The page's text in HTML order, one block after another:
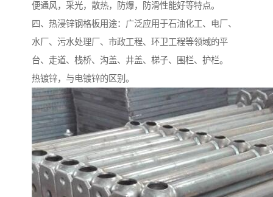
便通风，采光，散热，防爆，防滑性能好等特点。
四、热浸锌钢格板用途：广泛应用于石油化工、电厂、
水厂、污水处理厂、市政工程、环卫工程等领域的平
台、走道、栈桥、沟盖、井盖、梯子、围栏、护栏。
热镀锌，与电镀锌的区别。